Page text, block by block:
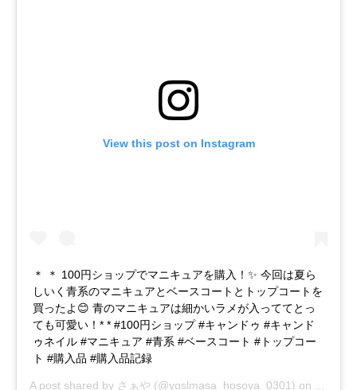
View this post on Instagram
＊ ＊ 100円ショップでマニキュアを購入！✨ 今回は夏ら
しいく青系のマニキュアとベースコートとトップコートを
買ったよ😊 青のマニキュアは細かいラメが入っててとっ
ても可愛い！* * #100円ショップ #キャンドゥ #キャンド
ゥネイル #マニキュア #青系 #ベースコート #トップコー
ト #購入品 #購入品記録
A post shared by さぁや (@yoslmasa_hosoya_0301) on